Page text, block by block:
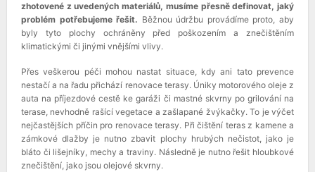
zhotovené z uvedených materiálů, musíme přesně definovat, jaký
problém potřebujeme řešit. Běžnou údržbu provádíme proto, aby
byly tyto plochy ochráněny před poškozením a znečištěním
klimatickými či jinými vnějšími vlivy.
Přes veškerou péči mohou nastat situace, kdy ani tato prevence
nestačí a na řadu přichází renovace terasy. Úniky motorového oleje z
auta na příjezdové cestě ke garáži či mastné skvrny po grilování na
terase, nevhodně rašící vegetace a zašlapané žvýkačky. To je výčet
nejčastějších příčin pro renovace terasy. Při čištění teras z kamene a
zámkové dlažby je nutno zbavit plochy hrubých nečistot, jako je
bláto či lišejníky, mechy a traviny. Následně je nutno řešit hloubkové
znečištění, jako jsou olejové skvrny.